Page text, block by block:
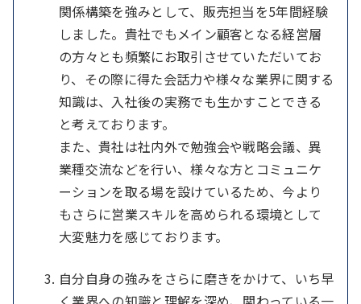
関係構築を強みとして、販売担当を5年間経験
しました。貴社でもメイン顧客となる経営層
の方々とも頻繁にお取引させていただいてお
り、その際に得た会話力や様々な業界に関する
知識は、入社後の実務でも生かすことできる
と考えております。
また、貴社は社内外で勉強会や戦略会議、異
業種交流などを行い、様々な方とコミュニケ
ーションを取る場を設けているため、今より
もさらに営業スキルを高められる環境として
大変魅力を感じております。
自分自身の強みをさらに磨きをかけて、いち早